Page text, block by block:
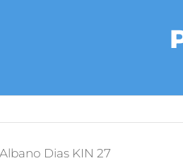
Dias KIN 27